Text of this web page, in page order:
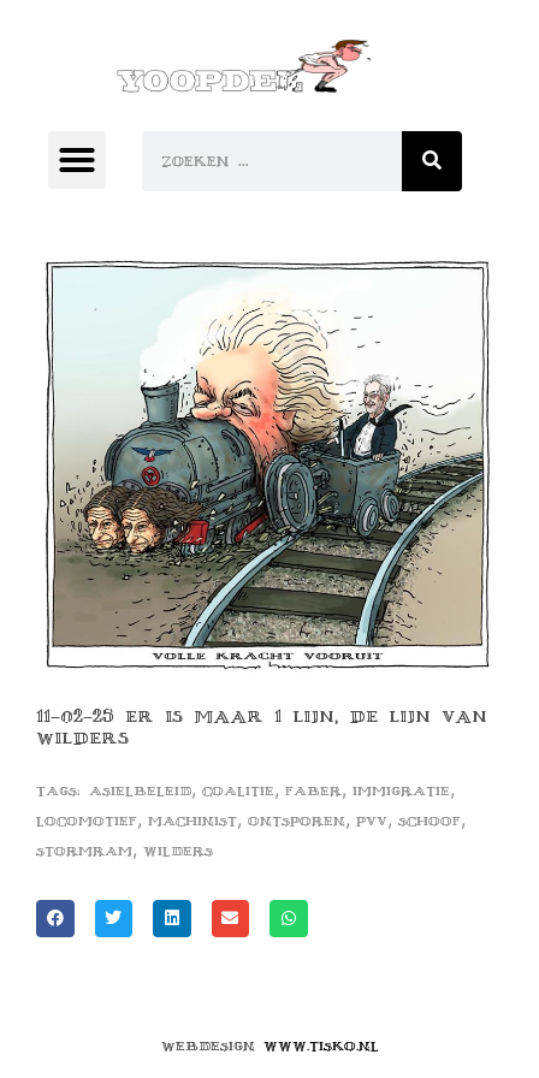
11-02-25 ER IS MAAR 1 LIJN, DE LIJN VAN
WILDERS
Tags: asielbeleid, coalitie , faber, immigratie ,
locomotief, machinist, ontsporen, pvv , schoof,
stormram, wilders
Webdesign www.tisko.nl